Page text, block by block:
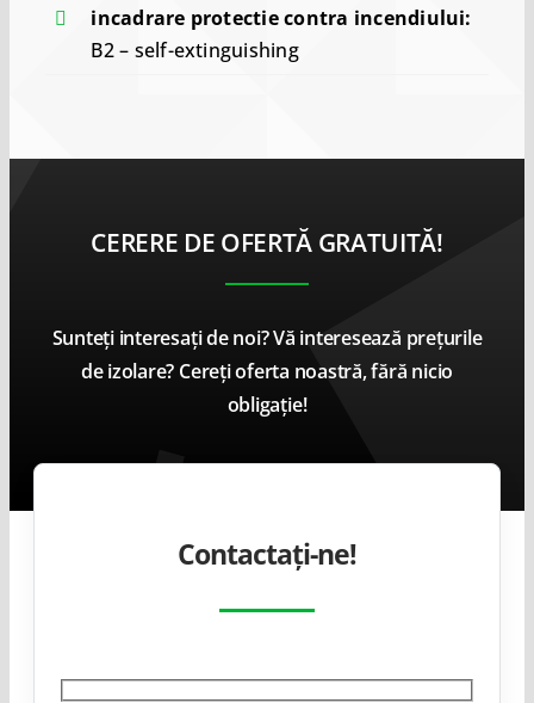
incadrare protectie contra incendiului:
B2 – self-extinguishing
CERERE DE OFERTĂ GRATUITĂ!
Sunteți interesați de noi? Vă interesează prețurile
de izolare? Cereți oferta noastră, fără nicio
obligație!
Contactați-ne!